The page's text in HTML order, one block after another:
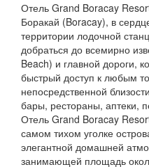
Отель Grand Boracay
Боракай (Boracay), в
территории лодочной
добраться до всемирно
Beach) и главной дороги,
быстрый доступ к любым
непосредственной
бары, рестораны, аптеки,
Отель Grand Boracay
самом тихом уголке
элегантной домашней
занимающей площадь